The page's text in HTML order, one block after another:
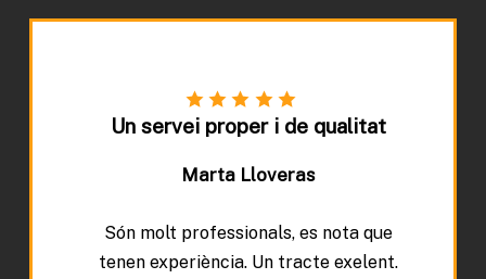
Un servei proper i de qualitat
Marta Lloveras
Són molt professionals, es nota que
tenen experiència. Un tracte exelent.